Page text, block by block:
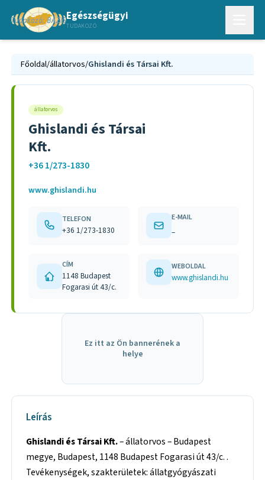
Egészségügyi
TUDAKOZÓ
Főoldal/állatorvos/Ghislandi és Társai Kft.
állatorvos
Ghislandi és Társai
Kft.
+36 1/273-1830
www.ghislandi.hu
TELEFON
+36 1/273-1830
E-MAIL
–
CÍM
1148 Budapest
Fogarasi út 43/c.
WEBOLDAL
www.ghislandi.hu
Ez itt az Ön bannerének a
helye
Leírás
Ghislandi és Társai Kft.– állatorvos – Budapest
megye, Budapest, 1148 Budapest Fogarasi út 43/c. .
Tevékenységek, szakterületek: állatgyógyászati